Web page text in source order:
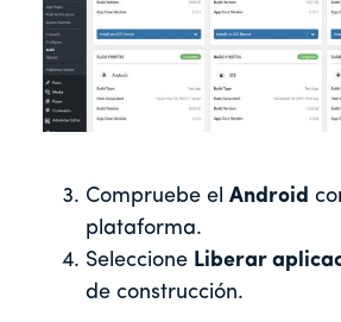
Compruebe el Android
plataforma.
Seleccione Liberar
de construcción.